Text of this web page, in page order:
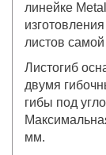
линейке
листов
Листогиб
двумя
гибы под
мм.